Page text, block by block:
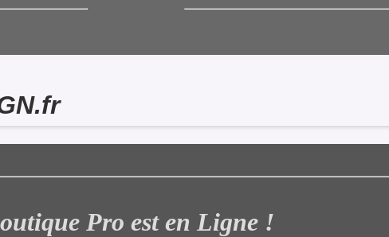
Pro est en Ligne !